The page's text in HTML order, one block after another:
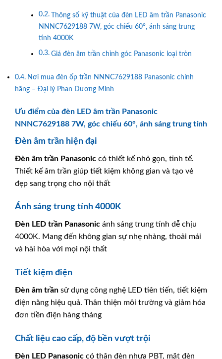
Thông số kỹ thuật của đèn LED âm trần Panasonic
NNNC7629188 7W, góc chiếu 60°, ánh sáng trung
tính 4000K
Giá đèn âm trần chỉnh góc Panasonic loại tròn
Nơi mua đèn ốp trần NNNC7629188 Panasonic chính
hãng – Đại lý Phan Dương Minh
Ưu điểm của đèn LED âm trần Panasonic
NNNC7629188 7W, góc chiếu 60°, ánh sáng trung tính
Đèn âm trần hiện đại
Đèn âm trần Panasonic có thiết kế nhỏ gọn, tinh tế.
Thiết kế âm trần giúp tiết kiệm không gian và tạo vẻ
đẹp sang trọng cho nội thất
Ánh sáng trung tính 4000K
Đèn LED trần Panasonic ánh sáng trung tính dễ chịu
4000K. Mang đến không gian sự nhẹ nhàng, thoải mái
và hài hòa với mọi nội thất
Tiết kiệm điện
Đèn âm trần sử dụng công nghệ LED tiên tiến, tiết kiệm
điện năng hiệu quả. Thân thiện môi trường và giảm hóa
đơn tiền điện hàng tháng
Chất liệu cao cấp, độ bền vượt trội
Đèn LED Panasonic có thân đèn nhựa PBT, mặt đèn